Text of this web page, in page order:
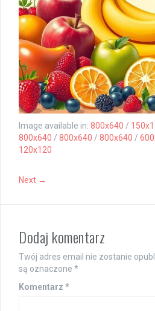
Image available in: 800x640 /
800x640 / 800x640 / 800x640 /
120x120
Next →
Dodaj komentarz
Twój adres email nie zostanie
są oznaczone *
Komentarz *